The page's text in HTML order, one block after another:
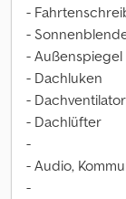
-
-
- Außenspiegel
- Dachluken
-
- Dachlüfter
-
- Audio,
-